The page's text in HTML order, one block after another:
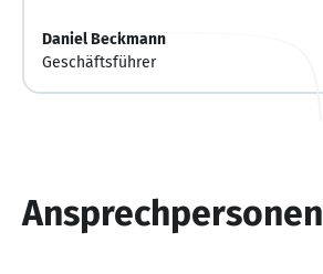
Daniel Beckmann
Geschäftsführer
Ansprechpersonen